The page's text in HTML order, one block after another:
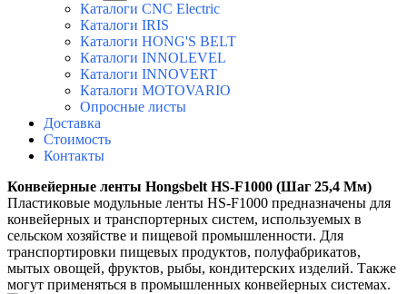
Каталоги CNC Electric
Каталоги IRIS
Каталоги HONG'S BELT
Каталоги INNOLEVEL
Каталоги INNOVERT
Каталоги MOTOVARIO
Опросные листы
Доставка
Стоимость
Контакты
Конвейерные ленты HongsbeltHS-F1000 (Шаг 25,4 Мм)
Пластиковые модульные ленты HS-F1000 предназначены для
конвейерных и транспортерных систем, используемых в
сельском хозяйстве и пищевой промышленности. Для
транспортировки пищевых продуктов, полуфабрикатов,
мытых овощей, фруктов, рыбы, кондитерских изделий. Также
могут применяться в промышленных конвейерных системах.